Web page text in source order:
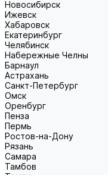
Новосибирск
Ижевск
Хабаровск
Екатеринбург
Челябинск
Набережные Челны
Барнаул
Астрахань
Санкт-Петербург
Омск
Оренбург
Пенза
Пермь
Ростов-на-Дону
Рязань
Самара
Тамбов